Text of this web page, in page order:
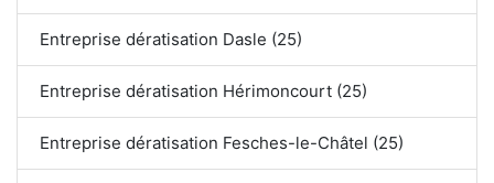
Entreprise dératisation Dasle (25)
Entreprise dératisation Hérimoncourt (25)
Entreprise dératisation Fesches-le-Châtel (25)